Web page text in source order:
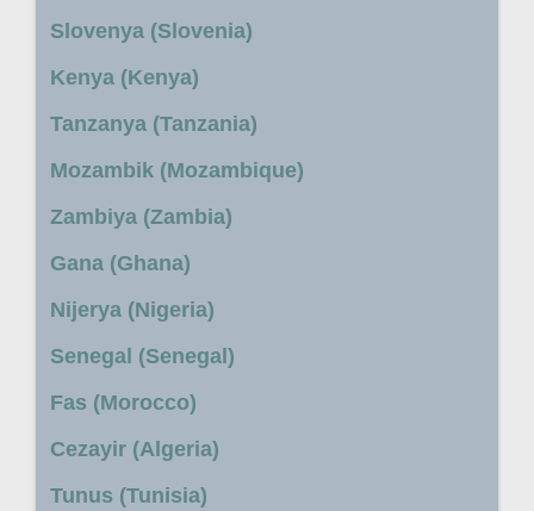
Slovenya (Slovenia)
Kenya (Kenya)
Tanzanya (Tanzania)
Mozambik (Mozambique)
Zambiya (Zambia)
Gana (Ghana)
Nijerya (Nigeria)
Senegal (Senegal)
Fas (Morocco)
Cezayir (Algeria)
Tunus (Tunisia)